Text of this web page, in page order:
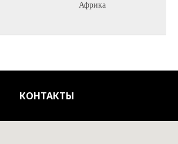
Африка
КОНТАКТЫ